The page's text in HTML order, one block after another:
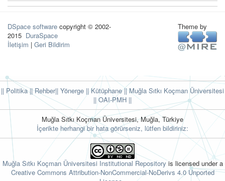
DSpace software copyright © 2002-
2015 DuraSpace
İletişim | Geri Bildirim
Theme by
|| Politika|| Rehber|| Yönerge || Kütüphane|| Muğla Sıtkı Koçman Üniversitesi
||OAI-PMH ||
Muğla Sıtkı Koçman Üniversitesi, Muğla, Türkiye
İçerikte herhangi bir hata görürseniz, lütfen bildiriniz:
Muğla Sıtkı Koçman Üniversitesi Institutional Repositoryis licensed under a
Creative Commons Attribution-NonCommercial-NoDerivs 4.0 Unported